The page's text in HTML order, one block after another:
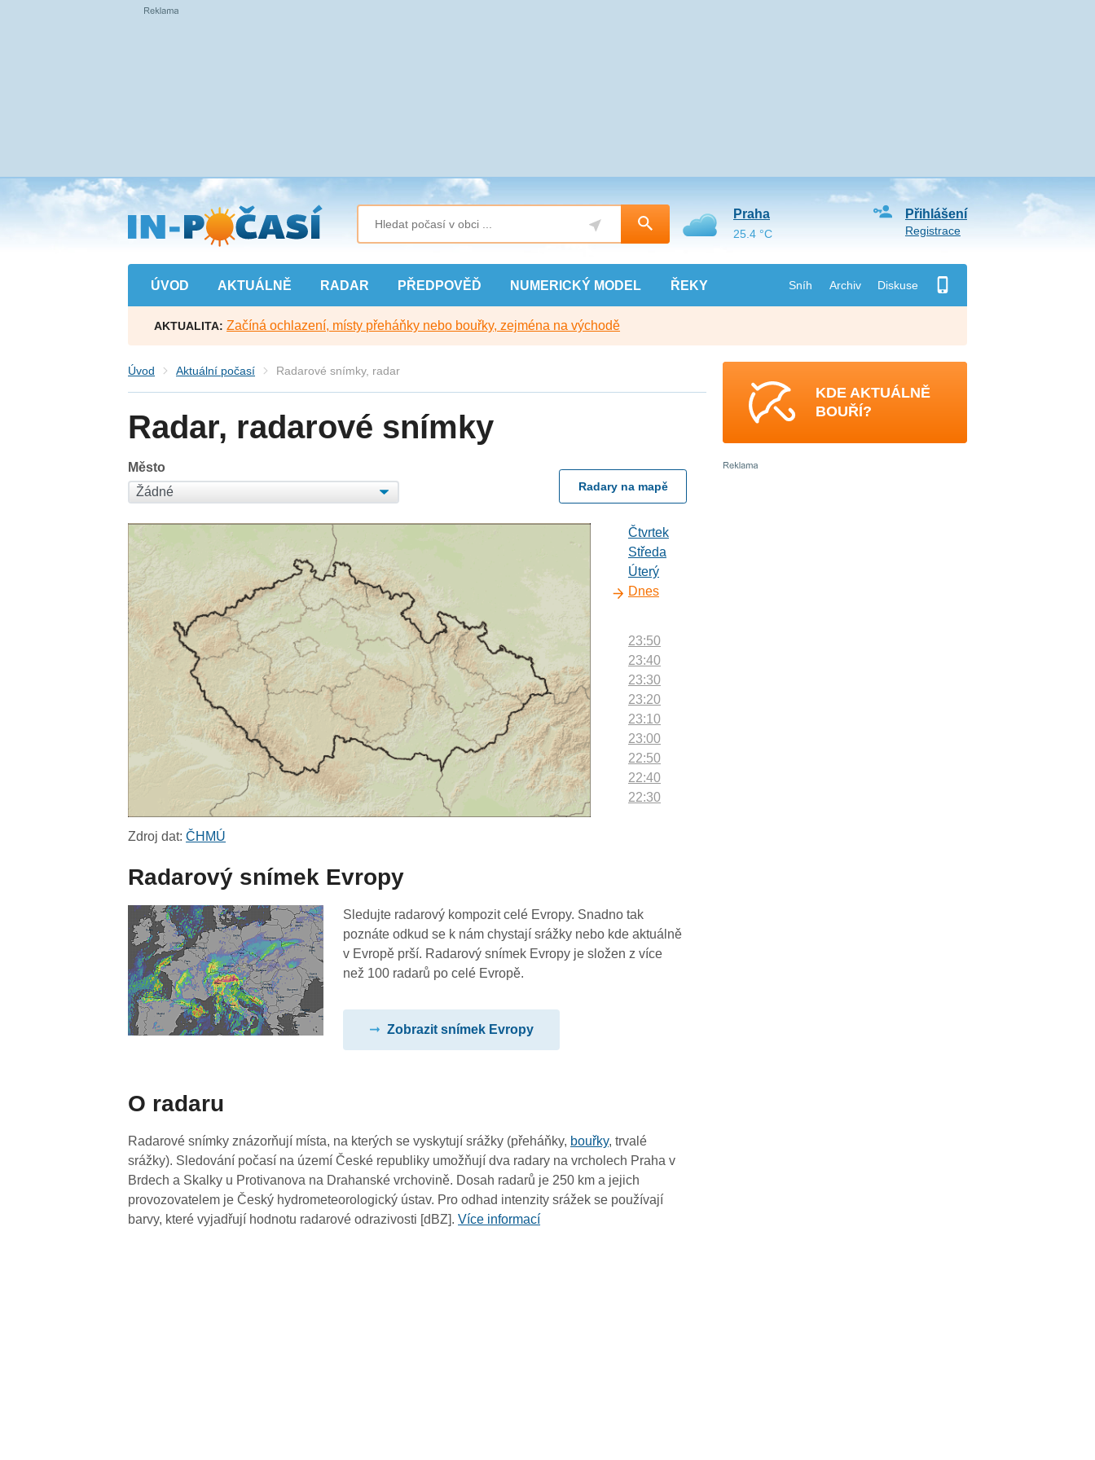
Přejít
na
hlavní
obsah
ÚVOD AKTUÁLNĚ RADAR PŘEDPOVĚĎ NUMERICKÝ MODEL ŘEKY Sníh Archiv Diskuse
Přihlášení
Registrace
Praha
25.4 °C
AKTUALITA: Začíná ochlazení, místy přeháňky nebo bouřky, zejména na východě
Úvod Aktuální počasí Radarové snímky, radar
Radar, radarové snímky
Město
Radary na mapě
Čtvrtek
Středa
Úterý
Dnes
23:50
23:40
23:30
23:20
23:10
23:00
22:50
22:40
22:30
21:30
21:20
21:10
19:30
19:20
19:10
19:00
Zdroj dat:ČHMÚ
Radarový snímek Evropy
Sledujte radarový kompozit celé Evropy. Snadno tak
poznáte odkud se k nám chystají srážky nebo kde aktuálně
v Evropě prší. Radarový snímek Evropy je složen z více
než 100 radarů po celé Evropě.
Zobrazit snímek Evropy
O radaru
Radarové snímky znázorňují místa, na kterých se vyskytují srážky (přeháňky, bouřky, trvalé
srážky). Sledování počasí na území České republiky umožňují dva radary na vrcholech Praha v
Brdech a Skalky u Protivanova na Drahanské vrchovině. Dosah radarů je 250 km a jejich
provozovatelem je Český hydrometeorologický ústav. Pro odhad intenzity srážek se používají
barvy, které vyjadřují hodnotu radarové odrazivosti [dBZ].Více informací
KDE AKTUÁLNĚ
BOUŘÍ?